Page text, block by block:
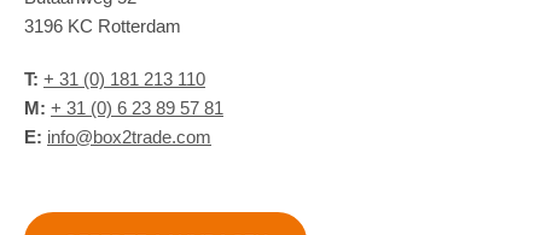
3196 KC Rotterdam
T: + 31 (0) 181 213 110
M: + 31 (0) 6 23 89 57 81
E: info@box2trade.com